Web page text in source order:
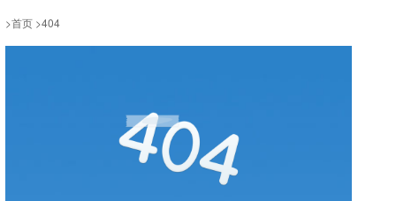
>首页 >404